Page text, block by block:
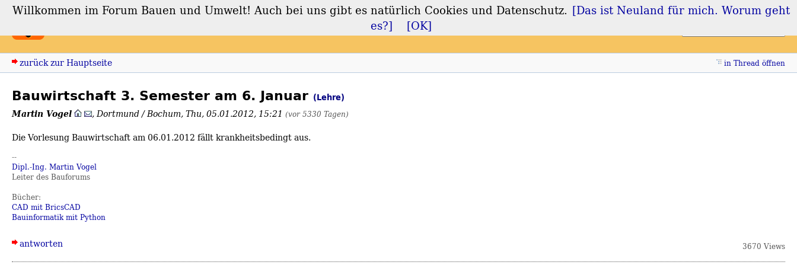
Forum Bauen und Umwelt Login Registrieren
zurück zur Hauptseite in Thread öffnen
Bauwirtschaft 3. Semester am 6. Januar (Lehre)
Martin Vogel ,Dortmund / Bochum,Thu, 05.01.2012, 15:21 (vor 5330 Tagen)
Die Vorlesung Bauwirtschaft am 06.01.2012 fällt krankheitsbedingt aus.
--
Dipl.-Ing. Martin Vogel
Leiter des Bauforums
Bücher:
CAD mit BricsCAD
Bauinformatik mit Python
antworten 3670 Views
Willkommen im Forum Bauen und Umwelt! Auch bei uns gibt es natürlich Cookies und Datenschutz. [Das ist Neuland für mich. Worum geht
es?]
[OK]